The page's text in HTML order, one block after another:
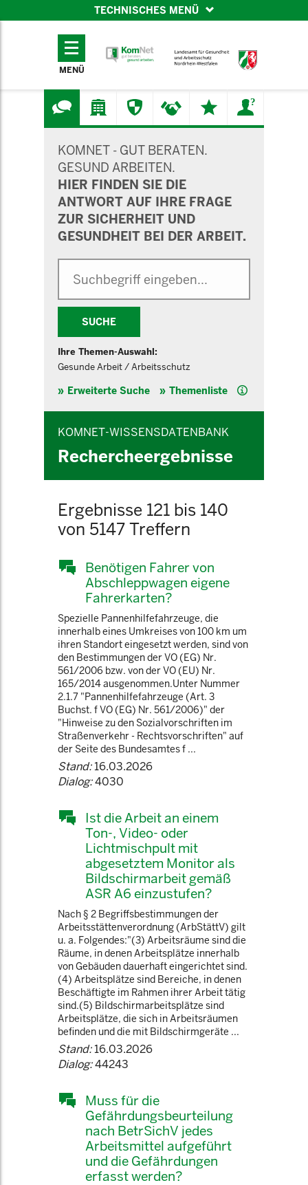
TECHNISCHES MENÜ
TECHNISCHES
MENÜ
KOMNET - GUT BERATEN.
GESUND ARBEITEN.
HIER FINDEN SIE DIE
ANTWORT AUF IHRE FRAGE
ZUR SICHERHEIT UND
GESUNDHEIT BEI DER ARBEIT.
SUCHE
Ihre Themen-Auswahl:
Gesunde Arbeit / Arbeitsschutz
Erweiterte Suche Themenliste Hilfe
KOMNET-WISSENSDATENBANK
Rechercheergebnisse
Ergebnisse 121 bis 140
von 5147 Treffern
Benötigen Fahrer von
Abschleppwagen eigene
Fahrerkarten?
Spezielle Pannenhilfefahrzeuge, die
innerhalb eines Umkreises von 100 km um
ihren Standort eingesetzt werden, sind von
den Bestimmungen der VO (EG) Nr.
561/2006 bzw. von der VO (EU) Nr.
165/2014 ausgenommen.Unter Nummer
2.1.7 "Pannenhilfefahrzeuge (Art. 3
Buchst. f VO (EG) Nr. 561/2006)" der
"Hinweise zu den Sozialvorschriften im
Straßenverkehr - Rechtsvorschriften" auf
der Seite des Bundesamtes f ...
Stand:16.03.2026
Dialog:4030
Ist die Arbeit an einem
Ton-, Video- oder
Lichtmischpult mit
abgesetztem Monitor als
Bildschirmarbeit gemäß
ASR A6 einzustufen?
Nach § 2 Begriffsbestimmungen der
Arbeitsstättenverordnung (ArbStättV) gilt
u. a. Folgendes:"(3) Arbeitsräume sind die
Räume, in denen Arbeitsplätze innerhalb
von Gebäuden dauerhaft eingerichtet sind.
(4) Arbeitsplätze sind Bereiche, in denen
Beschäftigte im Rahmen ihrer Arbeit tätig
sind.(5) Bildschirmarbeitsplätze sind
Arbeitsplätze, die sich in Arbeitsräumen
befinden und die mit Bildschirmgeräte ...
Stand:16.03.2026
Dialog:44243
Muss für die
Gefährdungsbeurteilung
nach BetrSichV jedes
Arbeitsmittel aufgeführt
und die Gefährdungen
erfasst werden?